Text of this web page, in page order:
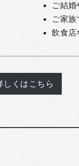
ご結
ご家
飲食店
しくはこちら